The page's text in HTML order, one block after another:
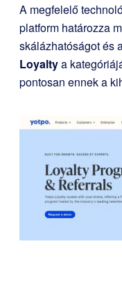
A megfelelő
platform határozza
skálázhatóságot és
Loyaltya
pontosan ennek a